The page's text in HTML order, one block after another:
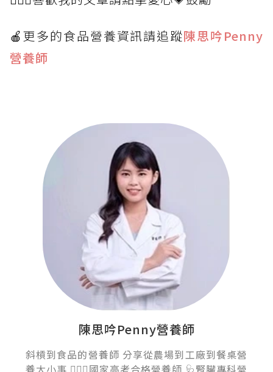
🍎更多的食品營養資訊請追蹤陳思吟Penny
營養師
陳思吟Penny營養師
斜槓到食品的營養師 分享從農場到工廠到餐桌營
養大小事 👩🏻‍⚕️國家高考合格營養師 🩺腎臟專科營